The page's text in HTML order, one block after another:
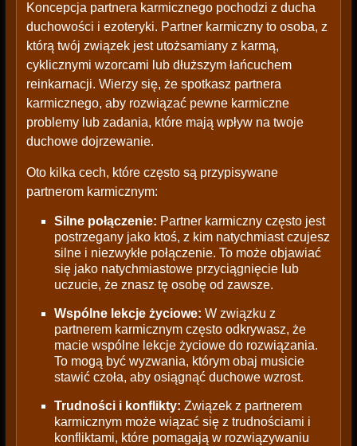
Koncepcja partnera karmicznego pochodzi z ducha
duchowości i ezoteryki. Partner karmiczny to osoba, z
którą twój związek jest utożsamiany z karmą,
cyklicznymi wzorcami lub dłuższym łańcuchem
reinkarnacji. Wierzy się, że spotkasz partnera
karmicznego, aby rozwiązać pewne karmiczne
problemy lub zadania, które mają wpływ na twoje
duchowe dojrzewanie.
Oto kilka cech, które często są przypisywane
partnerom karmicznym:
Silne połączenie: Partner karmiczny często jest
postrzegany jako ktoś, z kim natychmiast czujesz
silne i niezwykłe połączenie. To może objawiać
się jako natychmiastowe przyciągnięcie lub
uczucie, że znasz tę osobę od zawsze.
Wspólne lekcje życiowe: W związku z
partnerem karmicznym często odkrywasz, że
macie wspólne lekcje życiowe do rozwiązania.
To mogą być wyzwania, którym obaj musicie
stawić czoła, aby osiągnąć duchowe wzrost.
Trudności i konflikty: Związek z partnerem
karmicznym może wiązać się z trudnościami i
konfliktami, które pomagają w rozwiązywaniu